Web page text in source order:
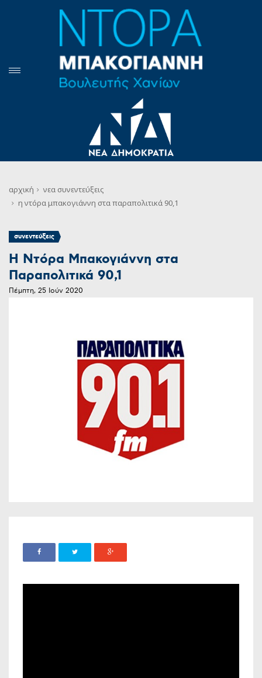
αρχική νεα συνεντεύξεις
η ντόρα μπακογιάννη στα παραπολιτικά 90,1
συνεντεύξεις
Η Ντόρα Μπακογιάννη στα
Παραπολιτικά 90,1
Πέμπτη, 25 Ιούν 2020